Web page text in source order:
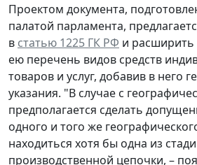
Проектом документа,
палатой парламента,
в статью 1225 ГК РФ и
ею перечень видов средств
товаров и услуг, добавив в него
указания. "В случае с
предполагается сделать
одного и того же
находиться хотя бы одна из
производственной цепочки, –